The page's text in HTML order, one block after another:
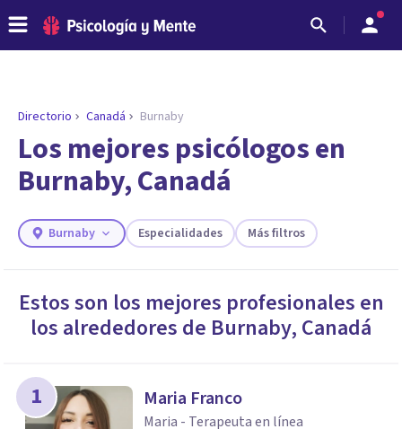
ENCONTRAR MI TERAPEUTA
¿Necesitas ayuda para encontrar el
psicólogo adecuado?
Responde a unas breves preguntas y te ofreceremos
necesidades.
Directorio Canadá Burnaby
Los mejores psicólogos en
Burnaby, Canadá
Burnaby Especialidades Más filtros
Estos son los mejores profesionales en
los alrededores de Burnaby, Canadá
1 Maria Franco
Maria - Terapeuta en línea